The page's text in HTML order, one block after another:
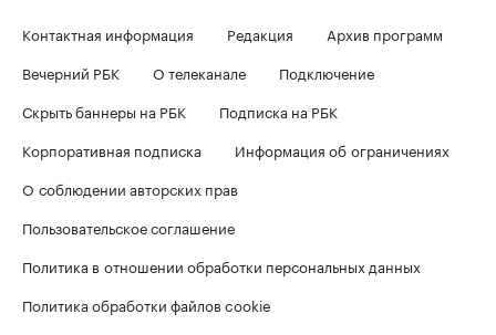
Контактная информация Редакция
Архив программ
Вечерний РБК
О телеканале
Подключение
Скрыть баннеры на РБК
Подписка на РБК
Корпоративная подписка
Информация об ограничениях
О соблюдении авторских прав
Пользовательское соглашение
Политика в отношении обработки персональных данных
Политика обработки файлов cookie